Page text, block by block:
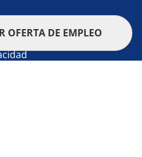
OFERTA DE EMPLEO